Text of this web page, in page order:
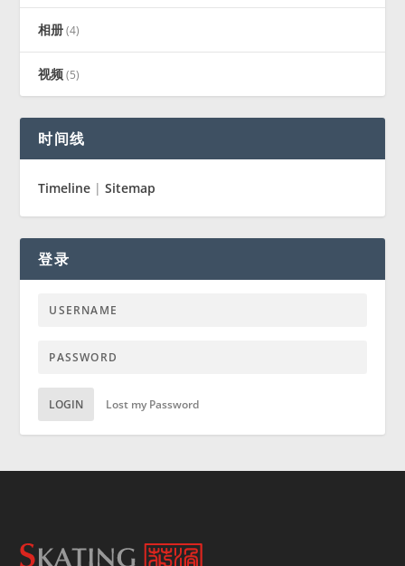
相册(4)
视频(5)
时间线
Timeline |Sitemap
登录
LOGIN Lost my Password